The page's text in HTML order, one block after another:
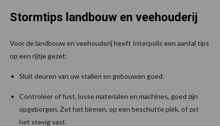
Stormtips landbouw en veehouderij
Voor de landbouw en veehouderij heeft Interpolis een aantal tips
op een rijtje gezet:
Sluit deuren van uw stallen en gebouwen goed.
Controleer of fust, losse materialen en machines, goed zijn
opgeborgen. Zet het binnen, op een beschutte plek, of zet
het stevig vast.